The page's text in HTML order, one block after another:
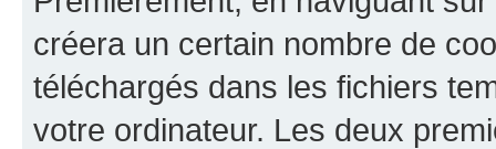
créera un certain nombre de
téléchargés dans les fichiers
votre ordinateur. Les deux